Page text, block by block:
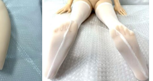
¥10,000
で
す。
で
し
た。
で
す。